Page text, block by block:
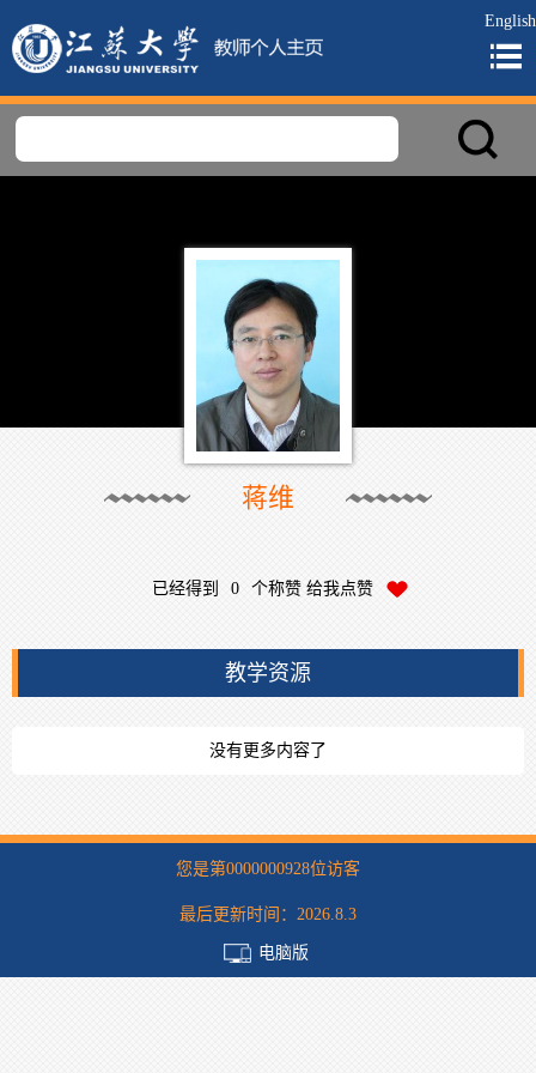
English
蒋维
已经得到 0 个称赞 给我点赞
教学资源
没有更多内容了
您是第0000000928位访客
最后更新时间： 2026.8.3
电脑版